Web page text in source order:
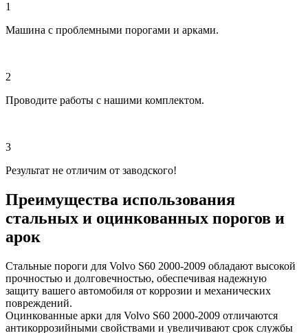
1
Машина с проблемными порогами и арками.
2
Проводите работы с нашими комплектом.
3
Результат не отличим от заводского!
Преимущества использования
стальных и оцинкованных порогов и
арок
Стальные пороги для Volvo S60 2000-2009 обладают высокой
прочностью и долговечностью, обеспечивая надежную
защиту вашего автомобиля от коррозии и механических
повреждений.
Оцинкованные арки для Volvo S60 2000-2009 отличаются
антикоррозийными свойствами и увеличивают срок службы